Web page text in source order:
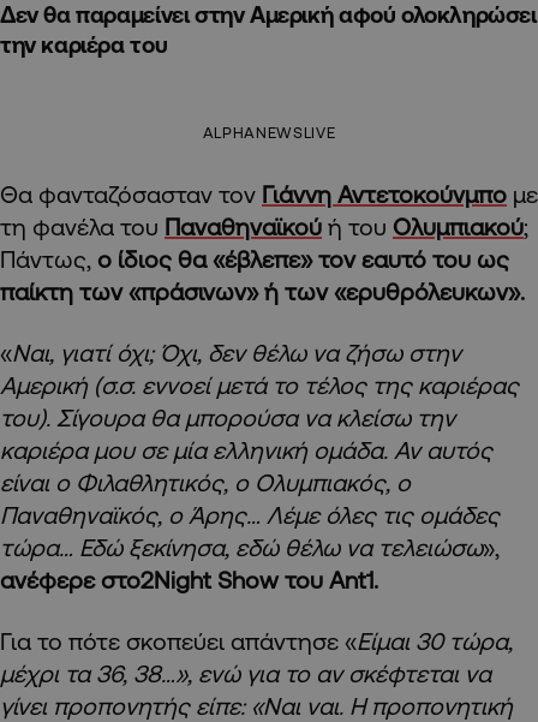
Δεν θα παραμείνει στην Αμερική αφού ολοκληρώσει
την καριέρα του
ALPHANEWSLIVE
Θα φανταζόσασταν τον Γιάννη Αντετοκούνμπο με
τη φανέλα του Παναθηναϊκού ή του Ολυμπιακού;
Πάντως, ο ίδιος θα «έβλεπε» τον εαυτό του ως
παίκτη των «πράσινων» ή των «ερυθρόλευκων».
«Ναι, γιατί όχι; Όχι, δεν θέλω να ζήσω στην
Αμερική (σ.σ. εννοεί μετά το τέλος της καριέρας
του). Σίγουρα θα μπορούσα να κλείσω την
καριέρα μου σε μία ελληνική ομάδα. Αν αυτός
είναι ο Φιλαθλητικός, ο Ολυμπιακός, ο
Παναθηναϊκός, ο Άρης… Λέμε όλες τις ομάδες
τώρα… Εδώ ξεκίνησα, εδώ θέλω να τελειώσω»,
ανέφερε στο2Night Showτου Ant1.
Για το πότε σκοπεύει απάντησε «Είμαι 30 τώρα,
μέχρι τα 36, 38…», ενώ για το αν σκέφτεται να
γίνει προπονητής είπε: «Ναι ναι. Η προπονητική